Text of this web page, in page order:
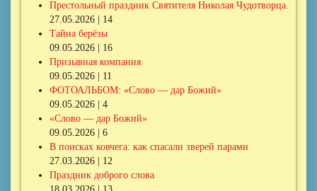
Престольный праздник Святителя Николая Чудотворца.
27.05.2026 | 14
Тайна берёзы
09.05.2026 | 16
Призывная компания
09.05.2026 | 11
ФОТОАЛЬБОМ: «Слово — дар Божий»
09.05.2026 | 4
«Слово — дар Божий»
09.05.2026 | 6
В поисках ковчега: как спасали зверей парами
27.03.2026 | 12
Праздник доброго слова